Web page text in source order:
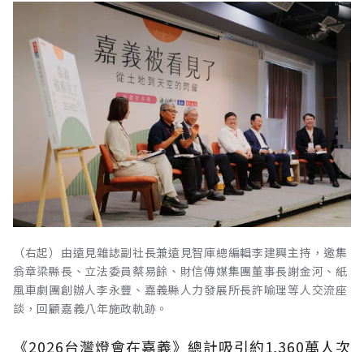
（右起）由遠見雜誌副社長兼遠見智庫總編輯李建興主持，邀集
翁章梁縣長、立法委員蔡易餘、財信傳媒集團董事長謝金河、紙
風車劇團創辦人李永豐、嘉義縣人力發展所長許喻理等人交流座
談，回顧嘉義八年施政軌跡。
《2026台灣燈會在嘉義》總計吸引約1,360萬人次